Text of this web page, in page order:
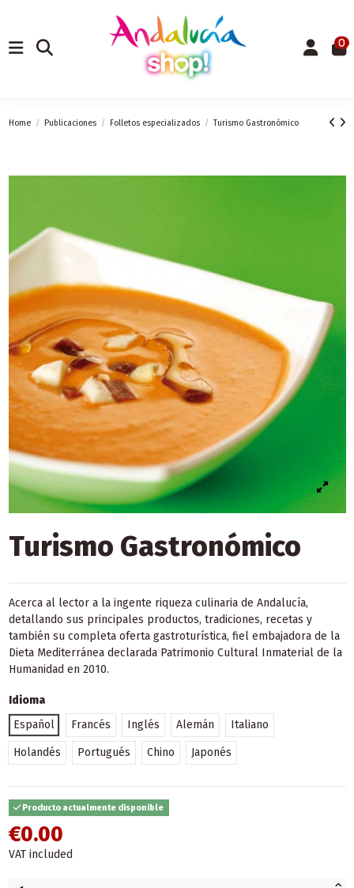
0
Home Publicaciones Folletos especializados Turismo Gastronómico
Turismo Gastronómico
Acerca al lector a la ingente riqueza culinaria de Andalucía,
detallando sus principales productos, tradiciones, recetas y
también su completa oferta gastroturística, fiel embajadora de la
Dieta Mediterránea declarada Patrimonio Cultural Inmaterial de la
Humanidad en 2010.
Idioma
Español
Francés Inglés Alemán Italiano
Holandés Portugués Chino Japonés
Producto actualmente disponible
€0.00
VAT included